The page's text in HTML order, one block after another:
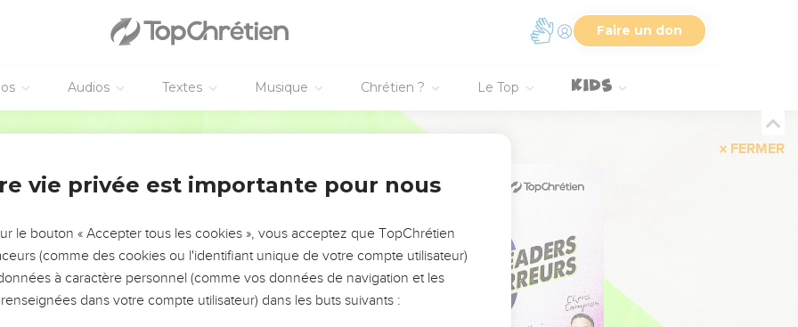
Faire un don
Audios Textes Musique Chrétien ? Le Top
FERMER
LES VOTRES ?
leur impact, leur foi ou leur vision. Mais on voit
qu'ils ont traversés, alors même que ce sont
vie privée est importante pour nous
le bouton « Accepter tous les cookies », vous acceptez que TopChrétien
(comme des cookies ou l'identifiant unique de votre compte utilisateur)
à caractère personnel (comme vos données de navigation et les
dans votre compte utilisateur) dans les buts suivants :